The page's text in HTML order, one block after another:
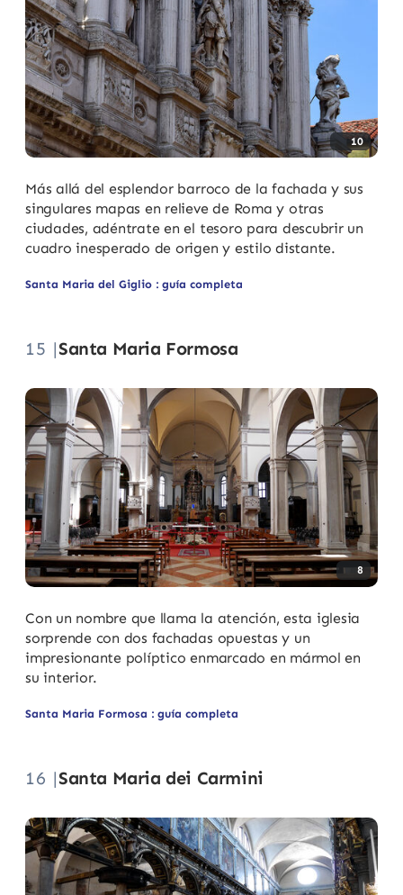
10
Más allá del esplendor barroco de la fachada y sus
singulares mapas en relieve de Roma y otras
ciudades, adéntrate en el tesoro para descubrir un
cuadro inesperado de origen y estilo distante.
Santa Maria del Giglio : guía completa
15 |Santa Maria Formosa
8
Con un nombre que llama la atención, esta iglesia
sorprende con dos fachadas opuestas y un
impresionante políptico enmarcado en mármol en
su interior.
Santa Maria Formosa : guía completa
16 |Santa Maria dei Carmini